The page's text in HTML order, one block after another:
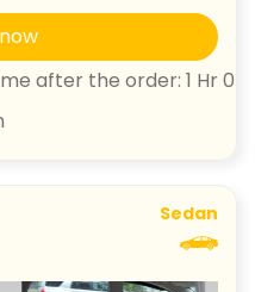
after the order: 1 Hr 0
Sedan